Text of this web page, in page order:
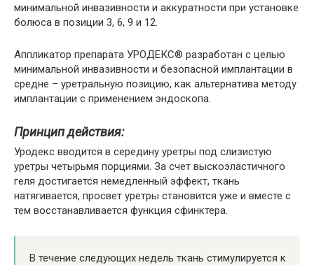
минимальной инвазивности и аккуратности при установке
болюса в позиции 3, 6, 9 и 12.
Аппликатор препарата УРОДЕКС® разработан с целью
минимальной инвазивности и безопасной имплантации в
средне – уретральную позицию, как альтернатива методу
имплантации с применением эндоскопа.
Принцип действия:
Уродекс вводится в середину уретры под слизистую
уретры четырьмя порциями. За счет выскоэластичного
геля достигается немедленный эффект, ткань
натягивается, просвет уретры становится уже и вместе с
тем восстанавливается функция сфинктера.
В течение следующих недель ткань стимулируется к